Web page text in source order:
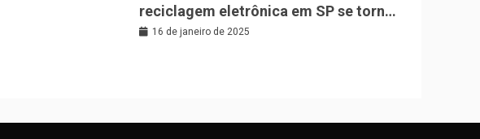
reciclagem eletrônica em SP se torna
a maior da América Latina
16 de janeiro de 2025